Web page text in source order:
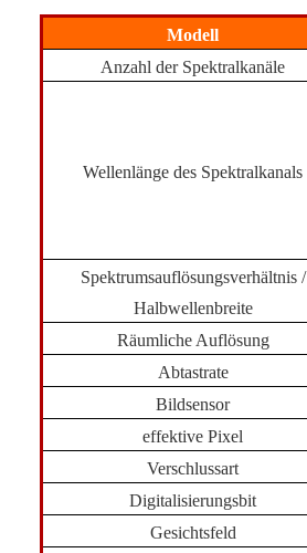
Modell
Anzahl der Spektralkanäle
Wellenlänge des Spektralkanals
Spektrumsauflösungsverhältnis /
Halbwellenbreite
Räumliche Auflösung
Abtastrate
Bildsensor
effektive Pixel
Verschlussart
Digitalisierungsbit
Gesichtsfeld